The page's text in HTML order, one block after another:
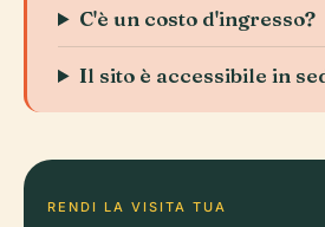
C'è un costo d'ingresso?
Il sito è accessibile in
RENDI LA VISITA TUA